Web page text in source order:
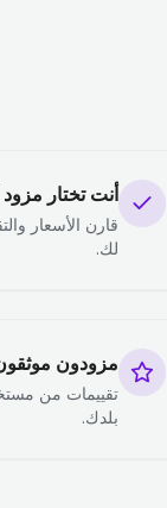
أنت تختار
قارن الأسعار
لك.
مزودون
تقييمات من
بلدك.